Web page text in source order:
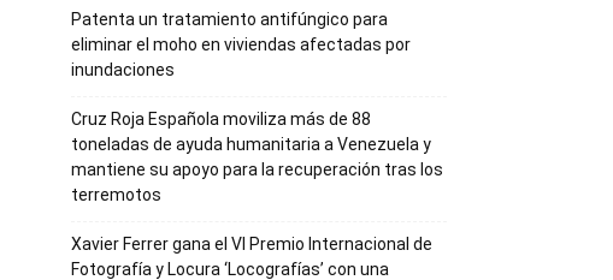
Patenta un tratamiento antifúngico para
eliminar el moho en viviendas afectadas por
inundaciones
Cruz Roja Española moviliza más de 88
toneladas de ayuda humanitaria a Venezuela y
mantiene su apoyo para la recuperación tras los
terremotos
Xavier Ferrer gana el VI Premio Internacional de
Fotografía y Locura ‘Locografías’ con una